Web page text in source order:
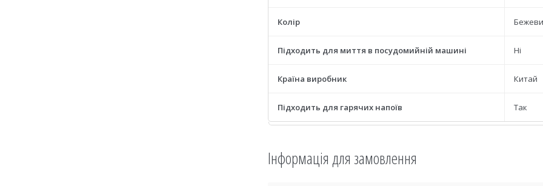
Колір
Підходить для миття в посудомийній машині Ні
Країна виробник Китай
Підходить для гарячих напоїв Так
Інформація для замовлення